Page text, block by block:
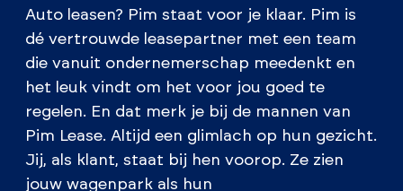
Auto leasen? Pim staat voor je klaar. Pim is
dé vertrouwde leasepartner met een team
die vanuit ondernemerschap meedenkt en
het leuk vindt om het voor jou goed te
regelen. En dat merk je bij de mannen van
Pim Lease. Altijd een glimlach op hun gezicht.
Jij, als klant, staat bij hen voorop. Ze zien
jouw wagenpark als hun